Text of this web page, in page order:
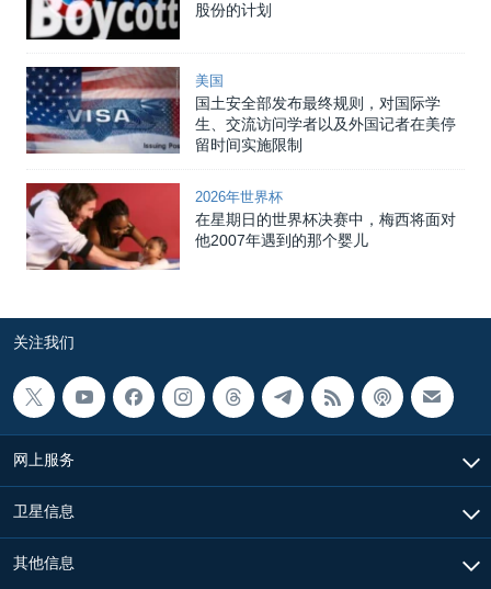
股份的计划
美国
国土安全部发布最终规则，对国际学
生、交流访问学者以及外国记者在美停
留时间实施限制
2026年世界杯
在星期日的世界杯决赛中，梅西将面对
他2007年遇到的那个婴儿
关注我们
网上服务
卫星信息
其他信息